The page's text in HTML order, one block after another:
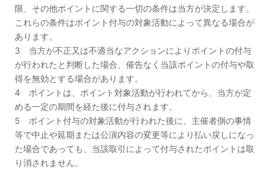
限、その他ポイントに関する一切の条件は当方が決定します。
これらの条件はポイント付与の対象活動によって異なる場合が
あります。
3 当方が不正又は不適当なアクションによりポイントの付与
が行われたと判断した場合、催告なく当該ポイントの付与や取
得を無効とする場合があります。
4 ポイントは、ポイント対象活動が行われてから、当方が定
める一定の期間を経た後に付与されます。
5 ポイント付与の対象活動が行われた後に、主催者側の事情
等で中止や延期または公演内容の変更等により払い戻しになっ
た場合であっても、当該取引によって付与されたポイントは取
り消されません。